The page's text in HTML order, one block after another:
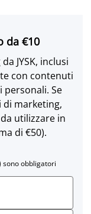
da €10
JYSK, inclusi
con contenuti
Se
di marketing,
utilizzare in
di €50).
sono obbligatori